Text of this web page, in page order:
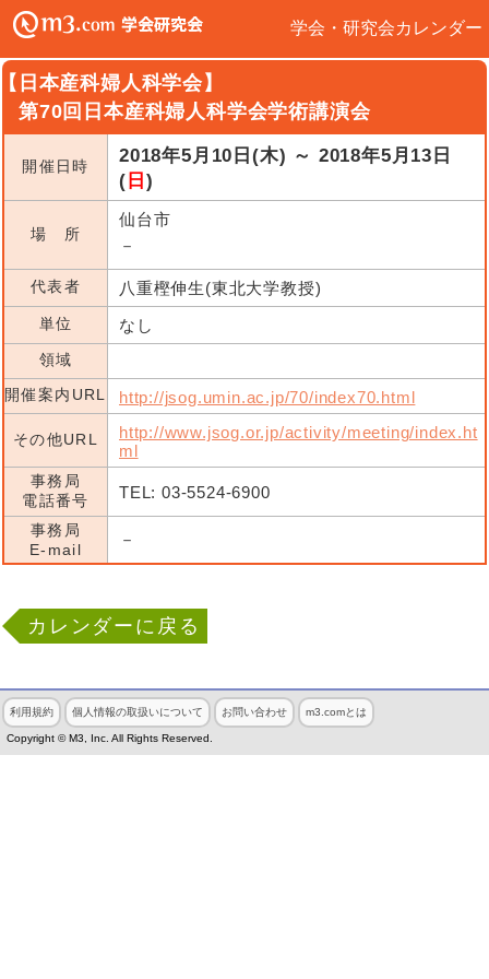
学会・研究会カレンダー
日本産科婦人科学会】
第70回日本産科婦人科学会学術講演会
開催日時
2018年5月10日(木) ～ 2018年5月13日
( 日 )
場 所
仙台市
－
代表者 八重樫伸生(東北大学教授)
単位 なし
領域
開催案内URL
http://jsog.umin.ac.jp/70/index70.html
その他URL
http://www.jsog.or.jp/activity/meeting/index.ht
ml
事務局
電話番号
TEL: 03-5524-6900
事務局
E-mail
－
カレンダーに戻る
利用規約 個人情報の取扱いについて お問い合わせ m3.comとは
Copyright © M3, Inc. All Rights Reserved.